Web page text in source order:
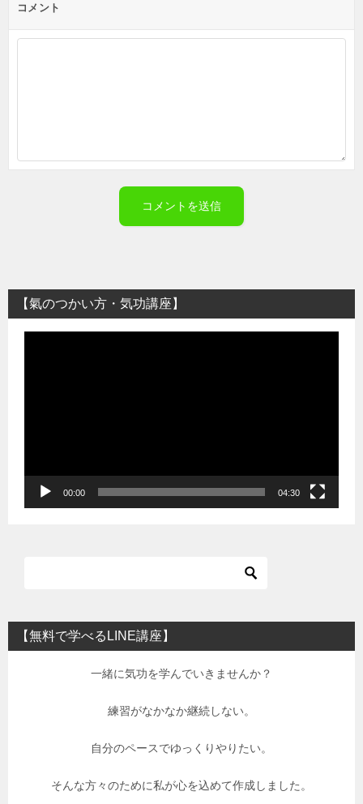
コメント
【氣のつかい方・気功講座】
00:00 04:30
【無料で学べるLINE講座】
一緒に気功を学んでいきませんか？
練習がなかなか継続しない。
自分のペースでゆっくりやりたい。
そんな方々のために私が心を込めて作成しました。